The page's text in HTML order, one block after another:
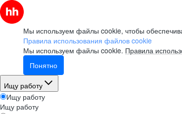
Мы используем файлы cookie, чтобы
Правила использования файлов cookie
Мы используем файлы cookie. Правила
Понятно
Ищу работу
Ищу работу
Ищу работу